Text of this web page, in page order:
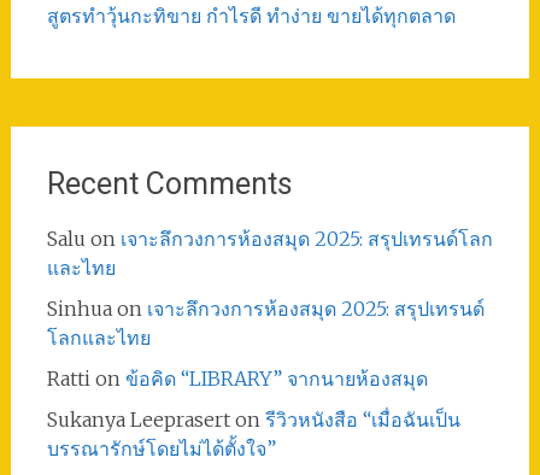
สูตรทําวุ้นกะทิขาย กำไรดี ทำง่าย ขายได้ทุกตลาด
Recent Comments
Salu on เจาะลึกวงการห้องสมุด 2025: สรุปเทรนด์โลก
และไทย
Sinhuaon เจาะลึกวงการห้องสมุด 2025: สรุปเทรนด์
โลกและไทย
Ratti on ข้อคิด “LIBRARY” จากนายห้องสมุด
Sukanya Leepraserton รีวิวหนังสือ “เมื่อฉันเป็น
บรรณารักษ์โดยไม่ได้ตั้งใจ”